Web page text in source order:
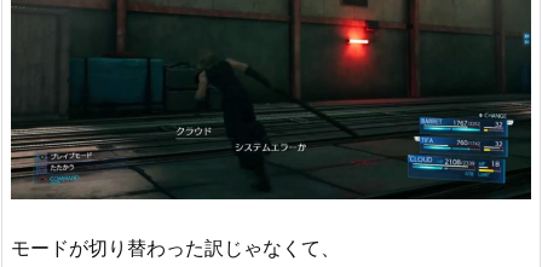
モードが切り替わった訳じゃなくて、